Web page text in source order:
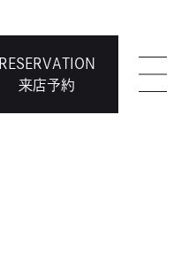
RESERVATION
来店予約